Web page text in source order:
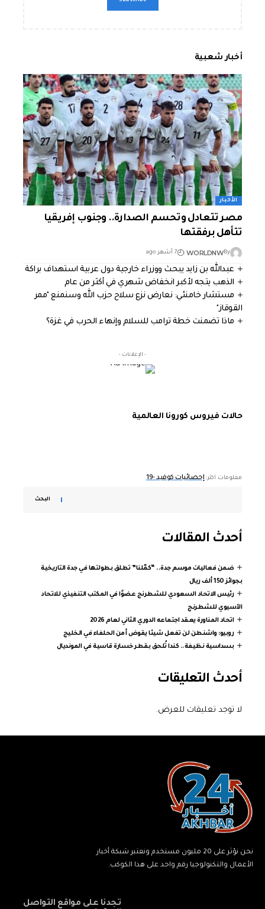
أخبار شعبية
الأخبار
مصر تتعادل وتحسم الصدارة.. وجنوب إفريقيا
تتأهل برفقتها
By
WORLDNW 7 أشهر ago
عبدالله بن زايد يبحث ووزراء خارجية دول عربية استهداف براكة
الذهب يتجه لأكبر انخفاض شهري في أكثر من عام
مستشار خامنئي: نعارض نزع سلاح حزب الله وسنمنع "ممر
القوقاز"
ماذا تضمنت خطة ترامب للسلام وإنهاء الحرب في غزة؟
- الإعلانات -
حالات فيروس كورونا العالمية
معلومات اكثر: إحصائيات كوفيد -19
البحث
أحدث المقالات
ضمن فعاليات موسم جدة.. “كمّلنا” تطلق بطولتها في جدة التاريخية
بجوائز 150 ألف ريال
رئيس الاتحاد السعودي للشطرنج عضوًا في المكتب التنفيذي للاتحاد
الآسيوي للشطرنج
اتحاد المناورة يعقد اجتماعه الدوري الثاني لعام 2026
روبيو: واشنطن لن تفعل شيئا يقوض أمن الحلفاء في الخليج
بسداسية نظيفة.. كندا تُلحق بقطر خسارة قاسية في المونديال
أحدث التعليقات
لا توجد تعليقات للعرض.
نحن نؤثر على 20 مليون مستخدم ونعتبر شبكة أخبار
الأعمال والتكنولوجيا رقم واحد على هذا الكوكب.
تجدنا على مواقع التواصل